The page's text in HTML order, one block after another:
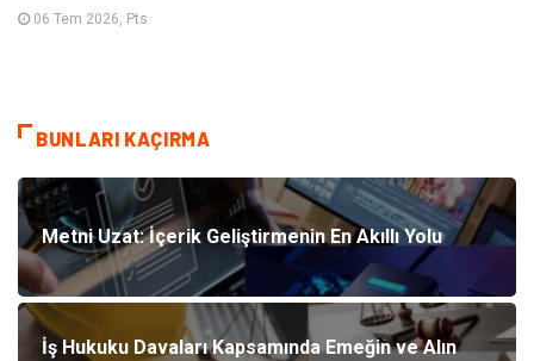
06 Tem 2026, Pts
BUNLARI KAÇIRMA
Metni Uzat: İçerik Geliştirmenin En Akıllı Yolu
İş Hukuku Davaları Kapsamında Emeğin ve Alın